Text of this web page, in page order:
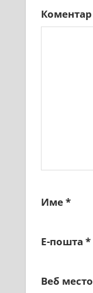
Коментар
Име*
Е-пошта *
Веб место